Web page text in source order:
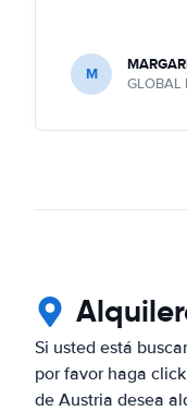
M GLOBAL
Si usted está
por favor haga
de Austria desea